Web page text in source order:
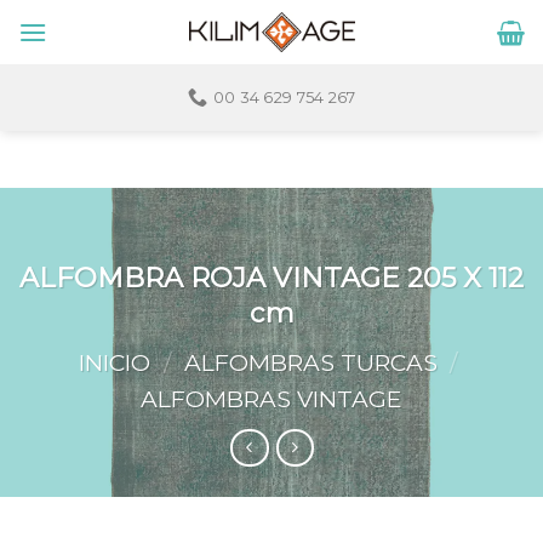
00 34 629 754 267
ALFOMBRA ROJA VINTAGE 205 X 112
cm
INICIO / ALFOMBRAS TURCAS /
ALFOMBRAS VINTAGE